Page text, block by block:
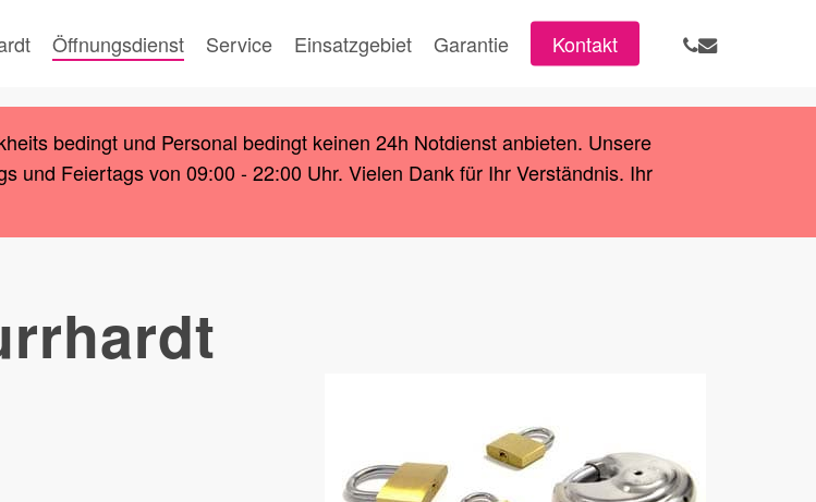
Öffnungsdienst Service Einsatzgebiet Garantie Kontakt phone
email
bedingt und Personal bedingt keinen 24h Notdienst anbieten. Unsere
und Feiertags von 09:00 - 22:00 Uhr. Vielen Dank für Ihr Verständnis. Ihr